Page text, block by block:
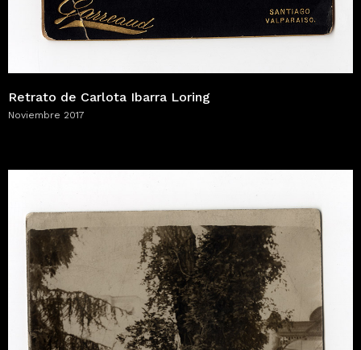
Retrato de Carlota Ibarra Loring
Noviembre 2017